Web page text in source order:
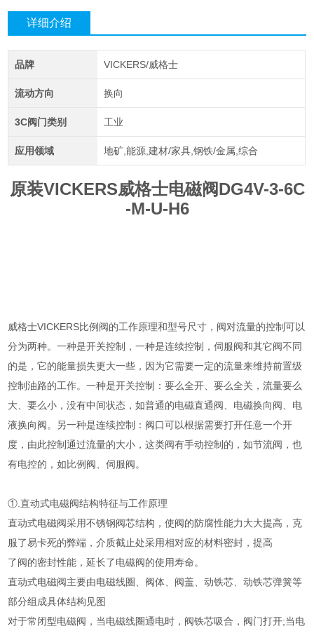
详细介绍
品牌 VICKERS/威格士
流动方向 换向
3C阀门类别 工业
应用领域 地矿,能源,建材/家具,钢铁/金属,综合
原装VICKERS威格士电磁阀DG4V-3-6C
-M-U-H6
威格士VICKERS比例阀的工作原理和型号尺寸，阀对流量的控制可以
分为两种。一种是开关控制，一种是连续控制，伺服阀和其它阀不同
的是，它的能量损失更大一些，因为它需要一定的流量来维持前置级
控制油路的工作。一种是开关控制：要么全开、要么全关，流量要么
大、要么小，没有中间状态，如普通的电磁直通阀、电磁换向阀、电
液换向阀。另一种是连续控制：阀口可以根据需要打开任意一个开
度，由此控制通过流量的大小，这类阀有手动控制的，如节流阀，也
有电控的，如比例阀、伺服阀。
①.直动式电磁阀结构特征与工作原理
直动式电磁阀采用不锈钢阀芯结构，使阀的防腐性能力大大提高，克
服了易卡死的弊端，介质截止处采用相对应的材料密封，提高
了阀的密封性能，延长了电磁阀的使用寿命。
直动式电磁阀主要由电磁线圈、阀体、阀盖、动铁芯、动铁芯弹簧等
部分组成具体结构见图
对于常闭型电磁阀，当电磁线圈通电时，阀铁芯吸合，阀门打开;当电